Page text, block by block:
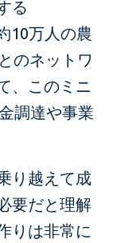
る
10万人の農
のネットワ
、このミニ
調達や事業
り越えて成
要だと理解
りは非常に